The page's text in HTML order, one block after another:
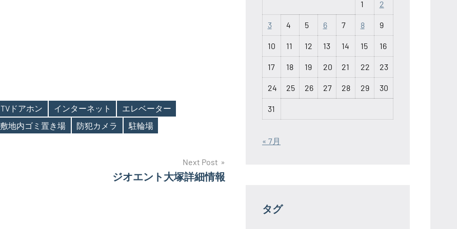
TVドアホン インターネット
エレベーター
敷地内ゴミ置き場 防犯カメラ 駐輪場
Next Post
ジオエント大塚詳細情報
1 2
3 4 5 6 7 8 9
10 11 12 13 14 15 16
17 18 19 20 21 22 23
24 25 26 27 28 29 30
31
« 7月
タグ